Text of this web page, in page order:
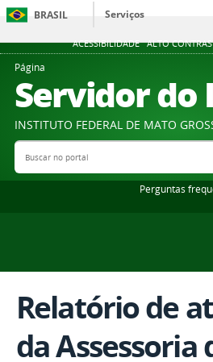
ACESSIBILIDADE ALTO
BRASIL
Serviços
Página
Servidor do
INSTITUTO FEDERAL DE MATO
Buscar no portal
Perguntas
Relatório de
da Assessoria